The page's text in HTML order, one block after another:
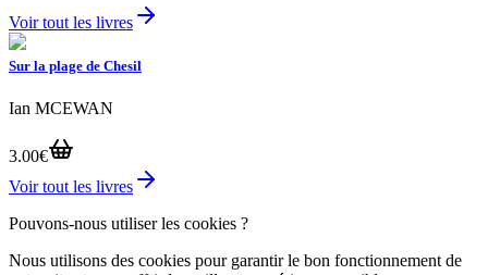
Voir tout les livres
Sur la plage de Chesil
Ian MCEWAN
3.00€
Voir tout les livres
Pouvons-nous utiliser les cookies ?
Nous utilisons des cookies pour garantir le bon fonctionnement de